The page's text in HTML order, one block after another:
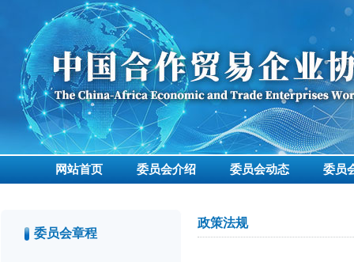
网站首页 委员会介绍 委员会动态 委员
委员会章程
政策法规